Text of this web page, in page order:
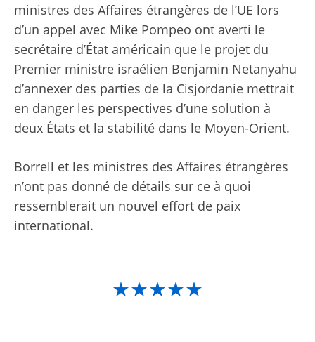
ministres des Affaires étrangères de l’UE lors
d’un appel avec Mike Pompeo ont averti le
secrétaire d’État américain que le projet du
Premier ministre israélien Benjamin Netanyahu
d’annexer des parties de la Cisjordanie mettrait
en danger les perspectives d’une solution à
deux États et la stabilité dans le Moyen-Orient.
Borrell et les ministres des Affaires étrangères
n’ont pas donné de détails sur ce à quoi
ressemblerait un nouvel effort de paix
international.
★★★★★